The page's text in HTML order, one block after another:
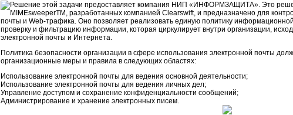
Решение этой задачи предоставляет компания НИП «ИНФОРМЗАЩИТА». Это
MIMEsweeperTM, разработанных компанией Clearswift, и предназначено для
почты и Web-трафика. Оно позволяет реализовать единую политику
проверку и фильтрацию информации, которая циркулирует внутри организации,
электронной почты и Интернета.
Политика безопасности организации в сфере использования электронной почты
организационные меры и правила в следующих областях:
Использование электронной почты для ведения основной деятельности;
Использование электронной почты для ведения личных дел;
Управление доступом и сохранение конфиденциальности сообщений;
Администрирование и хранение электронных писем.